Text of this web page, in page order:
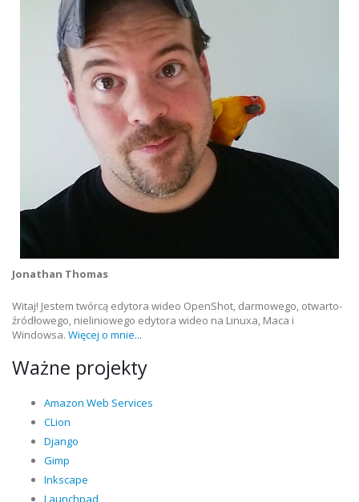
Jonathan Thomas
Witaj! Jestem twórcą edytora wideo OpenShot, darmowego, otwarto-
źródłowego, nieliniowego edytora wideo na Linuxa, Maca i
Windowsa. Więcej o mnie...
Ważne projekty
Amazon Web Services
CLion
Django
Gimp
Inkscape
Launchpad